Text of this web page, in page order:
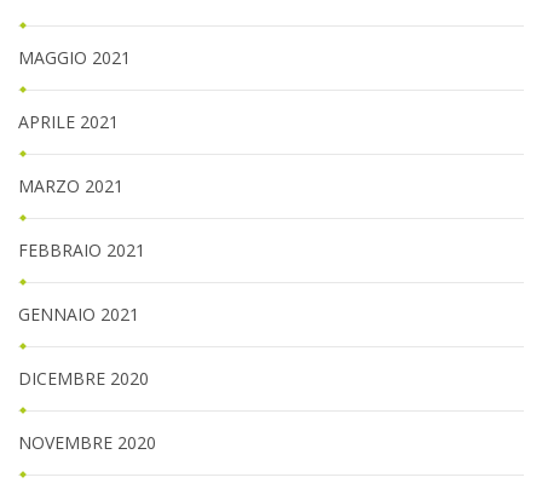
MAGGIO 2021
APRILE 2021
MARZO 2021
FEBBRAIO 2021
GENNAIO 2021
DICEMBRE 2020
NOVEMBRE 2020